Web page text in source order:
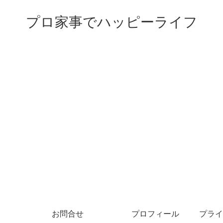
プロ家事でハッピーライフ
お問合せ プロフィール